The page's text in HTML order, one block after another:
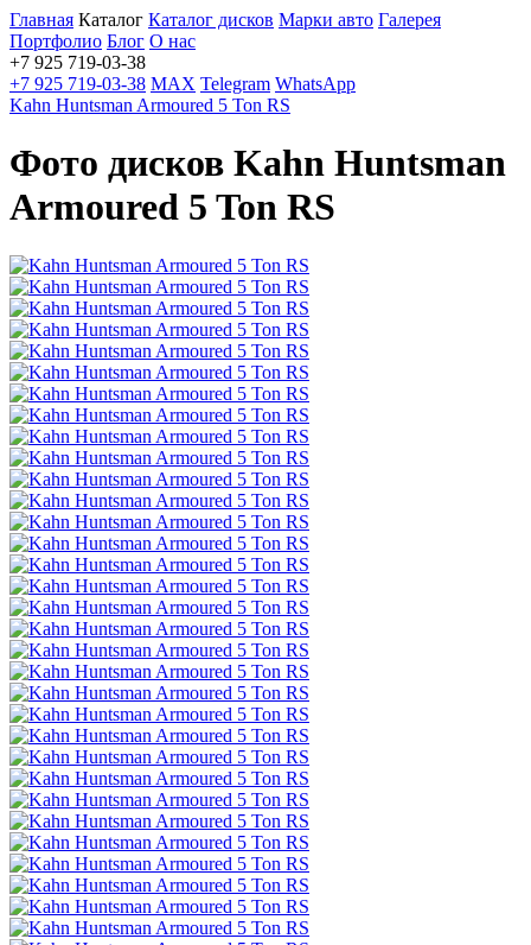
Главная Каталог Каталог дисков Марки авто Галерея
Портфолио Блог О нас
+7 925 719-03-38
+7 925 719-03-38 MAX Telegram WhatsApp
Kahn Huntsman Armoured 5 Ton RS
Фото дисков Kahn Huntsman
Armoured 5 Ton RS